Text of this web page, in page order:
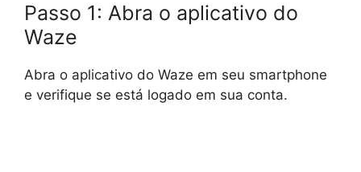
Passo 1: Abra o aplicativo do
Waze
Abra o aplicativo do Waze em seu smartphone
e verifique se está logado em sua conta.